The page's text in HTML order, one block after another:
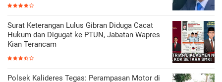
Surat Keterangan Lulus Gibran Diduga Cacat
Hukum dan Digugat ke PTUN, Jabatan Wapres
Kian Terancam
Polsek Kalideres Tegas: Perampasan Motor di